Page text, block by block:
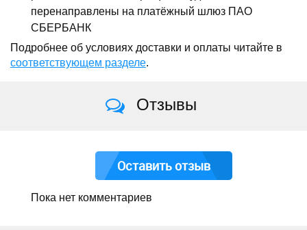
перенаправлены на платёжный шлюз ПАО
СБЕРБАНК
Подробнее об условиях доставки и оплаты читайте в
соответствующем разделе.
Отзывы
Оставить отзыв
Пока нет комментариев